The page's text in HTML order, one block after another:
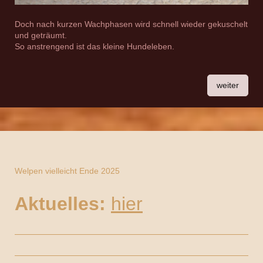
Doch nach kurzen Wachphasen wird schnell wieder gekuschelt
und geträumt.
So anstrengend ist das kleine Hundeleben.
weiter
Welpen vielleicht Ende 2025
Aktuelles: hier